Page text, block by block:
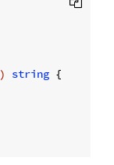
) string {